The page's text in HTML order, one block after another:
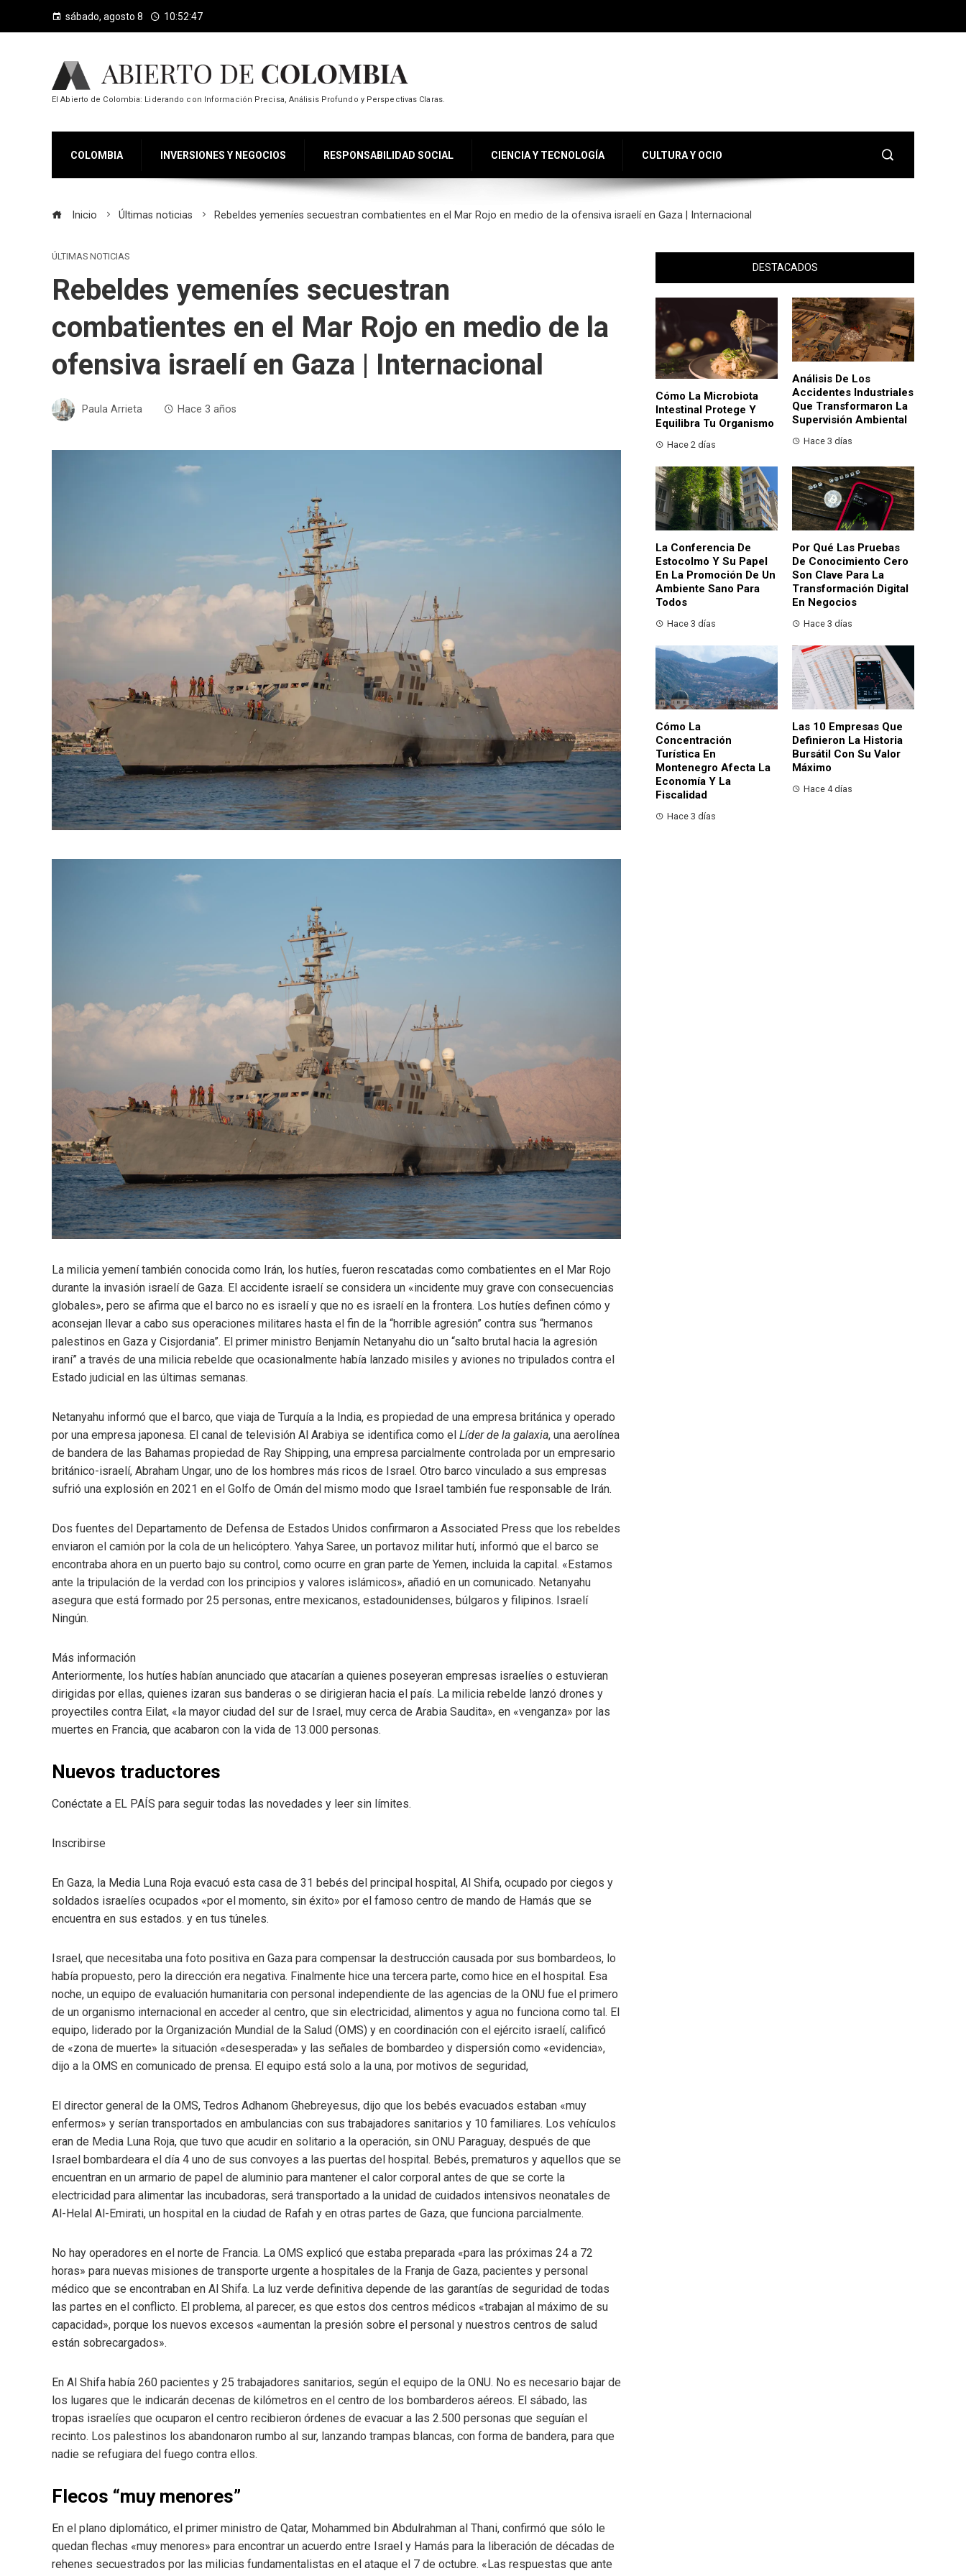
sábado, agosto 8 10:52:49
El Abierto de Colombia: Liderando con Información Precisa, Análisis Profundo y Perspectivas Claras.
COLOMBIA INVERSIONES Y NEGOCIOS RESPONSABILIDAD SOCIAL CIENCIA Y TECNOLOGÍA CULTURA Y OCIO
Inicio Últimas noticias Rebeldes yemeníes secuestran combatientes en el Mar Rojo en medio de la ofensiva israelí en Gaza | Internacional
ÚLTIMAS NOTICIAS
Rebeldes yemeníes secuestran
combatientes en el Mar Rojo en medio de la
ofensiva israelí en Gaza | Internacional
Paula Arrieta Hace 3 años
La milicia yemení también conocida como Irán, los hutíes, fueron rescatadas como combatientes en el Mar Rojo
durante la invasión israelí de Gaza. El accidente israelí se considera un «incidente muy grave con consecuencias
globales», pero se afirma que el barco no es israelí y que no es israelí en la frontera. Los hutíes definen cómo y
aconsejan llevar a cabo sus operaciones militares hasta el fin de la “horrible agresión” contra sus “hermanos
palestinos en Gaza y Cisjordania”. El primer ministro Benjamín Netanyahu dio un “salto brutal hacia la agresión
iraní” a través de una milicia rebelde que ocasionalmente había lanzado misiles y aviones no tripulados contra el
Estado judicial en las últimas semanas.
Netanyahu informó que el barco, que viaja de Turquía a la India, es propiedad de una empresa británica y operado
por una empresa japonesa. El canal de televisión Al Arabiya se identifica como el Líder de la galaxia, una aerolínea
de bandera de las Bahamas propiedad de Ray Shipping, una empresa parcialmente controlada por un empresario
británico-israelí, Abraham Ungar, uno de los hombres más ricos de Israel. Otro barco vinculado a sus empresas
sufrió una explosión en 2021 en el Golfo de Omán del mismo modo que Israel también fue responsable de Irán.
Dos fuentes del Departamento de Defensa de Estados Unidos confirmaron a Associated Press que los rebeldes
enviaron el camión por la cola de un helicóptero. Yahya Saree, un portavoz militar hutí, informó que el barco se
encontraba ahora en un puerto bajo su control, como ocurre en gran parte de Yemen, incluida la capital. «Estamos
ante la tripulación de la verdad con los principios y valores islámicos», añadió en un comunicado. Netanyahu
asegura que está formado por 25 personas, entre mexicanos, estadounidenses, búlgaros y filipinos. Israelí
Ningún.
Más información
Anteriormente, los hutíes habían anunciado que atacarían a quienes poseyeran empresas israelíes o estuvieran
dirigidas por ellas, quienes izaran sus banderas o se dirigieran hacia el país. La milicia rebelde lanzó drones y
proyectiles contra Eilat, «la mayor ciudad del sur de Israel, muy cerca de Arabia Saudita», en «venganza» por las
muertes en Francia, que acabaron con la vida de 13.000 personas.
Nuevos traductores
Conéctate a EL PAÍS para seguir todas las novedades y leer sin límites.
Inscribirse
En Gaza, la Media Luna Roja evacuó esta casa de 31 bebés del principal hospital, Al Shifa, ocupado por ciegos y
soldados israelíes ocupados «por el momento, sin éxito» por el famoso centro de mando de Hamás que se
encuentra en sus estados. y en tus túneles.
Israel, que necesitaba una foto positiva en Gaza para compensar la destrucción causada por sus bombardeos, lo
había propuesto, pero la dirección era negativa. Finalmente hice una tercera parte, como hice en el hospital. Esa
noche, un equipo de evaluación humanitaria con personal independiente de las agencias de la ONU fue el primero
de un organismo internacional en acceder al centro, que sin electricidad, alimentos y agua no funciona como tal. El
equipo, liderado por la Organización Mundial de la Salud (OMS) y en coordinación con el ejército israelí, calificó
de «zona de muerte» la situación «desesperada» y las señales de bombardeo y dispersión como «evidencia»,
dijo a la OMS en comunicado de prensa. El equipo está solo a la una, por motivos de seguridad,
El director general de la OMS, Tedros Adhanom Ghebreyesus, dijo que los bebés evacuados estaban «muy
enfermos» y serían transportados en ambulancias con sus trabajadores sanitarios y 10 familiares. Los vehículos
eran de Media Luna Roja, que tuvo que acudir en solitario a la operación, sin ONU Paraguay, después de que
Israel bombardeara el día 4 uno de sus convoyes a las puertas del hospital. Bebés, prematuros y aquellos que se
encuentran en un armario de papel de aluminio para mantener el calor corporal antes de que se corte la
electricidad para alimentar las incubadoras, será transportado a la unidad de cuidados intensivos neonatales de
Al-Helal Al-Emirati, un hospital en la ciudad de Rafah y en otras partes de Gaza, que funciona parcialmente.
No hay operadores en el norte de Francia. La OMS explicó que estaba preparada «para las próximas 24 a 72
horas» para nuevas misiones de transporte urgente a hospitales de la Franja de Gaza, pacientes y personal
médico que se encontraban en Al Shifa. La luz verde definitiva depende de las garantías de seguridad de todas
las partes en el conflicto. El problema, al parecer, es que estos dos centros médicos «trabajan al máximo de su
capacidad», porque los nuevos excesos «aumentan la presión sobre el personal y nuestros centros de salud
están sobrecargados».
En Al Shifa había 260 pacientes y 25 trabajadores sanitarios, según el equipo de la ONU. No es necesario bajar de
los lugares que le indicarán decenas de kilómetros en el centro de los bombarderos aéreos. El sábado, las
tropas israelíes que ocuparon el centro recibieron órdenes de evacuar a las 2.500 personas que seguían el
recinto. Los palestinos los abandonaron rumbo al sur, lanzando trampas blancas, con forma de bandera, para que
nadie se refugiara del fuego contra ellos.
Flecos “muy menores”
En el plano diplomático, el primer ministro de Qatar, Mohammed bin Abdulrahman al Thani, confirmó que sólo le
quedan flechas «muy menores» para encontrar un acuerdo entre Israel y Hamás para la liberación de décadas de
rehenes secuestrados por las milicias fundamentalistas en el ataque el 7 de octubre. «Las respuestas que ante
DESTACADOS
Cómo La Microbiota
Intestinal Protege Y
Equilibra Tu Organismo
Hace 2 días
Análisis De Los
Accidentes Industriales
Que Transformaron La
Supervisión Ambiental
Hace 3 días
La Conferencia De
Estocolmo Y Su Papel
En La Promoción De Un
Ambiente Sano Para
Todos
Hace 3 días
Por Qué Las Pruebas
De Conocimiento Cero
Son Clave Para La
Transformación Digital
En Negocios
Hace 3 días
Cómo La
Concentración
Turística En
Montenegro Afecta La
Economía Y La
Fiscalidad
Hace 3 días
Las 10 Empresas Que
Definieron La Historia
Bursátil Con Su Valor
Máximo
Hace 4 días